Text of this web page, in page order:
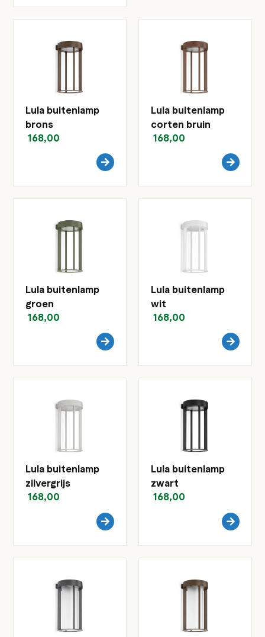
Lula buitenlamp
brons
168,00
Lula buitenlamp
corten bruin
168,00
Lula buitenlamp
groen
168,00
Lula buitenlamp
wit
168,00
Lula buitenlamp
zilvergrijs
168,00
Lula buitenlamp
zwart
168,00